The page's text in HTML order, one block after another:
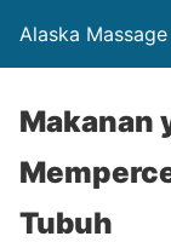
Alaska
Makanan
Tubuh